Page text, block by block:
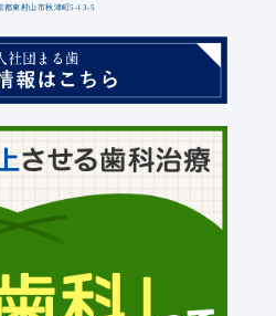
都東村山市秋津町5-13-5